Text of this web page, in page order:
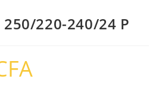
250/220-240/24 P